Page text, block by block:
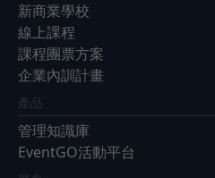
新商業學校
線上課程
課程團票方案
企業內訓計畫
產品
管理知識庫
EventGO活動平台